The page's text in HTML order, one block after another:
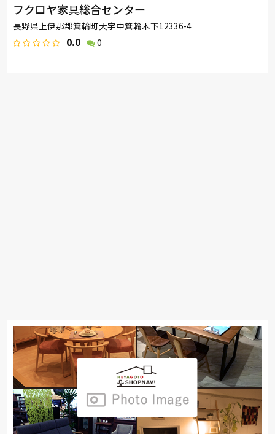
フクロヤ家具総合センター
長野県上伊那郡箕輪町大字中箕輪木下12336-4
0.0 0